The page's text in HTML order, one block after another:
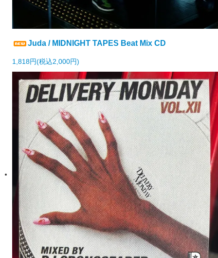
Juda / MIDNIGHT TAPES Beat Mix CD
1,818円(税込2,000円)